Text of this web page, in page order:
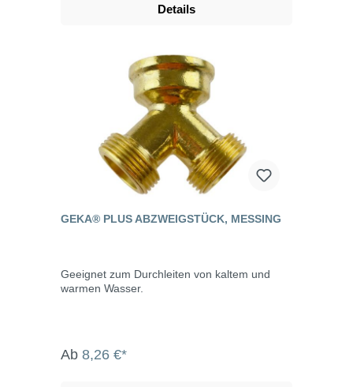
Details
GEKA® PLUS ABZWEIGSTÜCK, MESSING
Geeignet zum Durchleiten von kaltem und
warmen Wasser.
Ab 8,26 €*